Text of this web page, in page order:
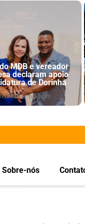
MDB e vereador
declaram apoio
de Dorinha
2026 6:53 pm
Sobre-nós